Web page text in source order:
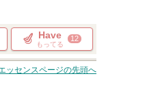
Have
もってる
12
ッセンスページの先頭へ